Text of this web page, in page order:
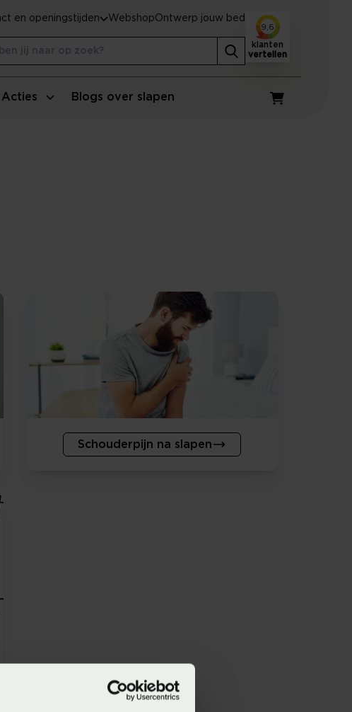
Blogs over slapen
Winkelwagen
en openingstijden WebshopOntwerp jouw bed
9,6
klanten
vertellen
Schouderpijn na slapen